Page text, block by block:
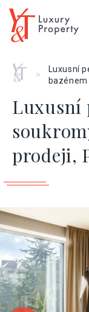
Home
>
Luxusní
Luxusní
prodeji,